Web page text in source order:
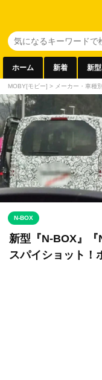
ホーム 新着 新
MOBY[モビー] > メーカー・車種別
N-BOX
新型『N-BOX』
スパイショット！